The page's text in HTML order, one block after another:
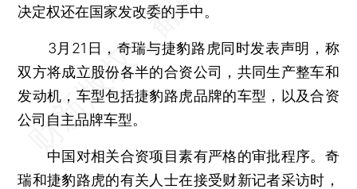
决定权还在国家发改委的手中。
3月21日，奇瑞与捷豹路虎同时发表声明，称
双方将成立股份各半的合资公司，共同生产整车和
发动机，车型包括捷豹路虎品牌的车型，以及合资
公司自主品牌车型。
中国对相关合资项目素有严格的审批程序。奇
瑞和捷豹路虎的有关人士在接受财新记者采访时，